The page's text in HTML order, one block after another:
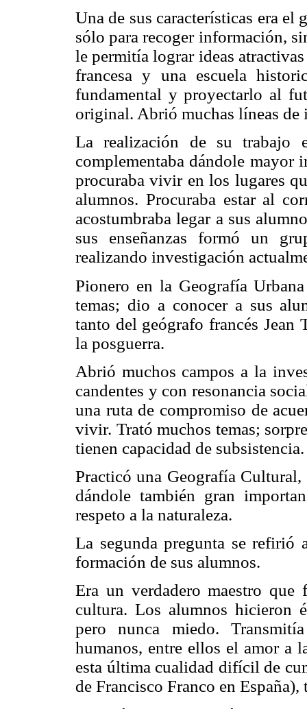
Una de sus características era
sólo para recoger información,
le permitía lograr ideas
francesa y una escuela
fundamental y proyectarlo al
original. Abrió muchas líneas de
La realización de su trabajo
complementaba dándole mayor
procuraba vivir en los lugares
alumnos. Procuraba estar al
acostumbraba legar a sus
sus enseñanzas formó un
realizando investigación
Pionero en la Geografía
temas; dio a conocer a sus
tanto del geógrafo francés Jean
la posguerra.
Abrió muchos campos a la
candentes y con resonancia
una ruta de compromiso de
vivir. Trató muchos temas;
tienen capacidad de subsistencia.
Practicó una Geografía
dándole también gran
respeto a la naturaleza.
La segunda pregunta se
formación de sus alumnos.
Era un verdadero maestro
cultura. Los alumnos hicieron
pero nunca miedo.
humanos, entre ellos el amor a
esta última cualidad difícil de
de Francisco Franco en